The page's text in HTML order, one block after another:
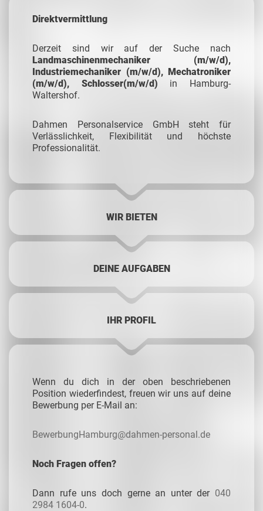
Direktvermittlung
Derzeit sind wir auf der Suche nach
Landmaschinenmechaniker (m/w/d),
Industriemechaniker (m/w/d), Mechatroniker
(m/w/d), Schlosser(m/w/d) in Hamburg-
Waltershof.
Dahmen Personalservice GmbH steht für
Verlässlichkeit, Flexibilität und höchste
Professionalität.
WIR BIETEN
DEINE AUFGABEN
IHR PROFIL
Wenn du dich in der oben beschriebenen
Position wiederfindest, freuen wir uns auf deine
Bewerbung per E-Mail an:
BewerbungHamburg@dahmen-personal.de
Noch Fragen offen?
Dann rufe uns doch gerne an unter der 040
2984 1604-0.